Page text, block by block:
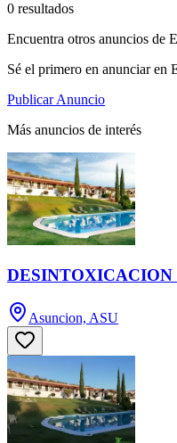
0 resultados
Encuentra otros anuncios de
Sé el primero en anunciar en
Publicar Anuncio
Más anuncios de interés
DESINTOXICACION
Asuncion, ASU